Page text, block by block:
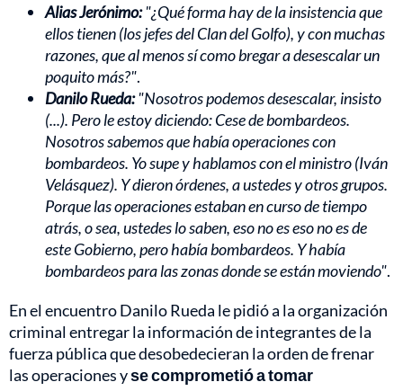
Alias Jerónimo: "¿Qué forma hay de la insistencia que
ellos tienen (los jefes del Clan del Golfo), y con muchas
razones, que al menos sí como bregar a desescalar un
poquito más?".
Danilo Rueda: "Nosotros podemos desescalar, insisto
(...). Pero le estoy diciendo: Cese de bombardeos.
Nosotros sabemos que había operaciones con
bombardeos. Yo supe y hablamos con el ministro (Iván
Velásquez). Y dieron órdenes, a ustedes y otros grupos.
Porque las operaciones estaban en curso de tiempo
atrás, o sea, ustedes lo saben, eso no es eso no es de
este Gobierno, pero había bombardeos. Y había
bombardeos para las zonas donde se están moviendo".
En el encuentro Danilo Rueda le pidió a la organización
criminal entregar la información de integrantes de la
fuerza pública que desobedecieran la orden de frenar
las operaciones yse comprometió a tomar